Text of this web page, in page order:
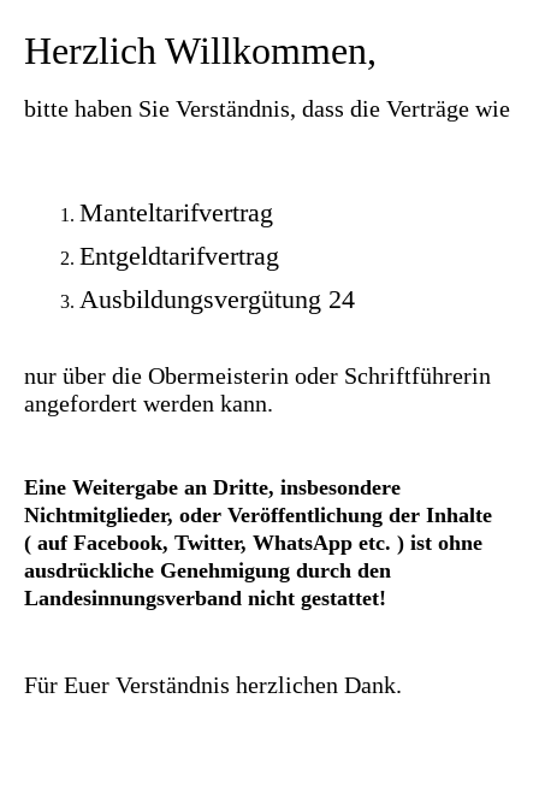
Herzlich Willkommen,
bitte haben Sie Verständnis, dass die Verträge wie
Manteltarifvertrag
Entgeldtarifvertrag
Ausbildungsvergütung 24
nur über die Obermeisterin oder Schriftführerin
angefordert werden kann.
Eine Weitergabe an Dritte, insbesondere
Nichtmitglieder, oder Veröffentlichung der Inhalte
( auf Facebook, Twitter, WhatsApp etc. ) ist ohne
ausdrückliche Genehmigung durch den
Landesinnungsverband nicht gestattet!
Für Euer Verständnis herzlichen Dank.